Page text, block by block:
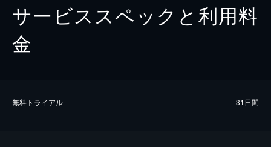
サービススペックと利用料
金
無料トライアル 31日間